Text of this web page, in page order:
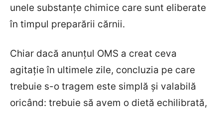
unele substanțe chimice care sunt eliberate
în timpul preparării cărnii.
Chiar dacă anunțul OMS a creat ceva
agitație în ultimele zile, concluzia pe care
trebuie s-o tragem este simplă și valabilă
oricând: trebuie să avem o dietă echilibrată,